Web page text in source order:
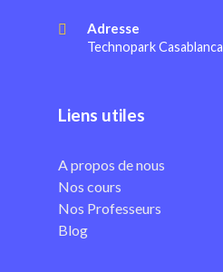
Adresse
Technopark Casablanca
Liens utiles
A propos de nous
Nos cours
Nos Professeurs
Blog